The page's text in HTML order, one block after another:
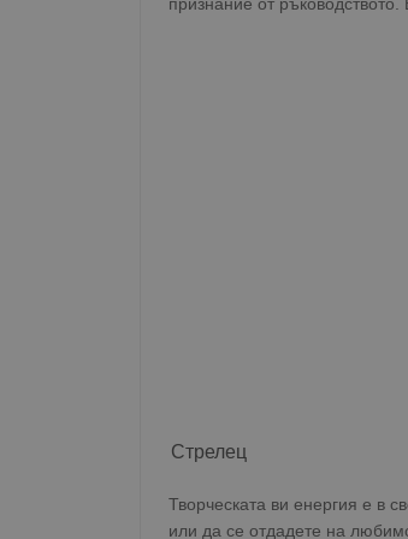
Стрелец
Творческата ви енергия е в
или да се отдадете на